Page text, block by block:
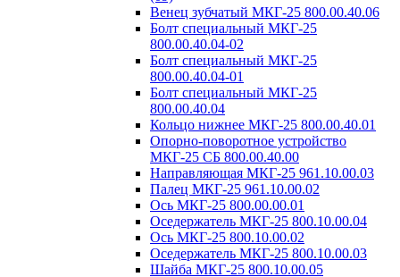
Венец зубчатый МКГ-25 800.00.40.06
Болт специальный МКГ-25
800.00.40.04-02
Болт специальный МКГ-25
800.00.40.04-01
Болт специальный МКГ-25
800.00.40.04
Кольцо нижнее МКГ-25 800.00.40.01
Опорно-поворотное устройство
МКГ-25 СБ 800.00.40.00
Направляющая МКГ-25 961.10.00.03
Палец МКГ-25 961.10.00.02
Ось МКГ-25 800.00.00.01
Оседержатель МКГ-25 800.10.00.04
Ось МКГ-25 800.10.00.02
Оседержатель МКГ-25 800.10.00.03
Шайба МКГ-25 800.10.00.05